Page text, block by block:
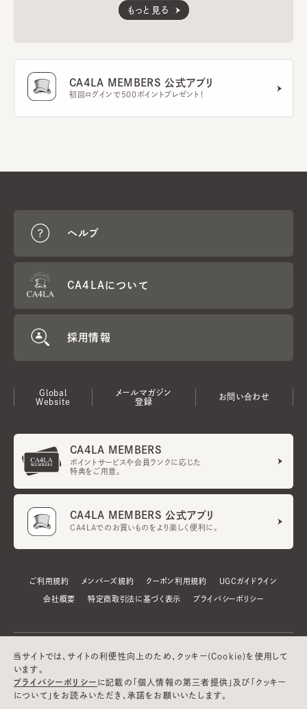
もっと見る
CA4LA MEMBERS 公式アプリ
初回ログインで500ポイントプレゼント！
ヘルプ
CA4LAについて
採用情報
Global
Website
メールマガジン
登録
お問い合わせ
CA4LA MEMBERS
ポイントサービスや会員ランクに応じた
特典をご用意。
CA4LA MEMBERS 公式アプリ
CA4LAでのお買いものをより楽しく便利に。
ご利用規約 メンバーズ規約 クーポン利用規約 UGCガイドライン
会社概要 特定商取引法に基づく表示 プライバシーポリシー
当サイトでは、サイトの利便性向上のため、クッキー(Cookie)を使用して
います。
プライバシーポリシー に記載の「個人情報の第三者提供」及び「クッキー
について」をお読みいただき、承諾をお願いいたします。